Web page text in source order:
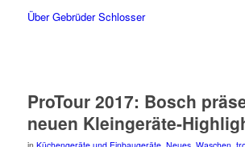
Über Gebrüder Schlosser
ProTour 2017: Bosch
neuen Kleingeräte-